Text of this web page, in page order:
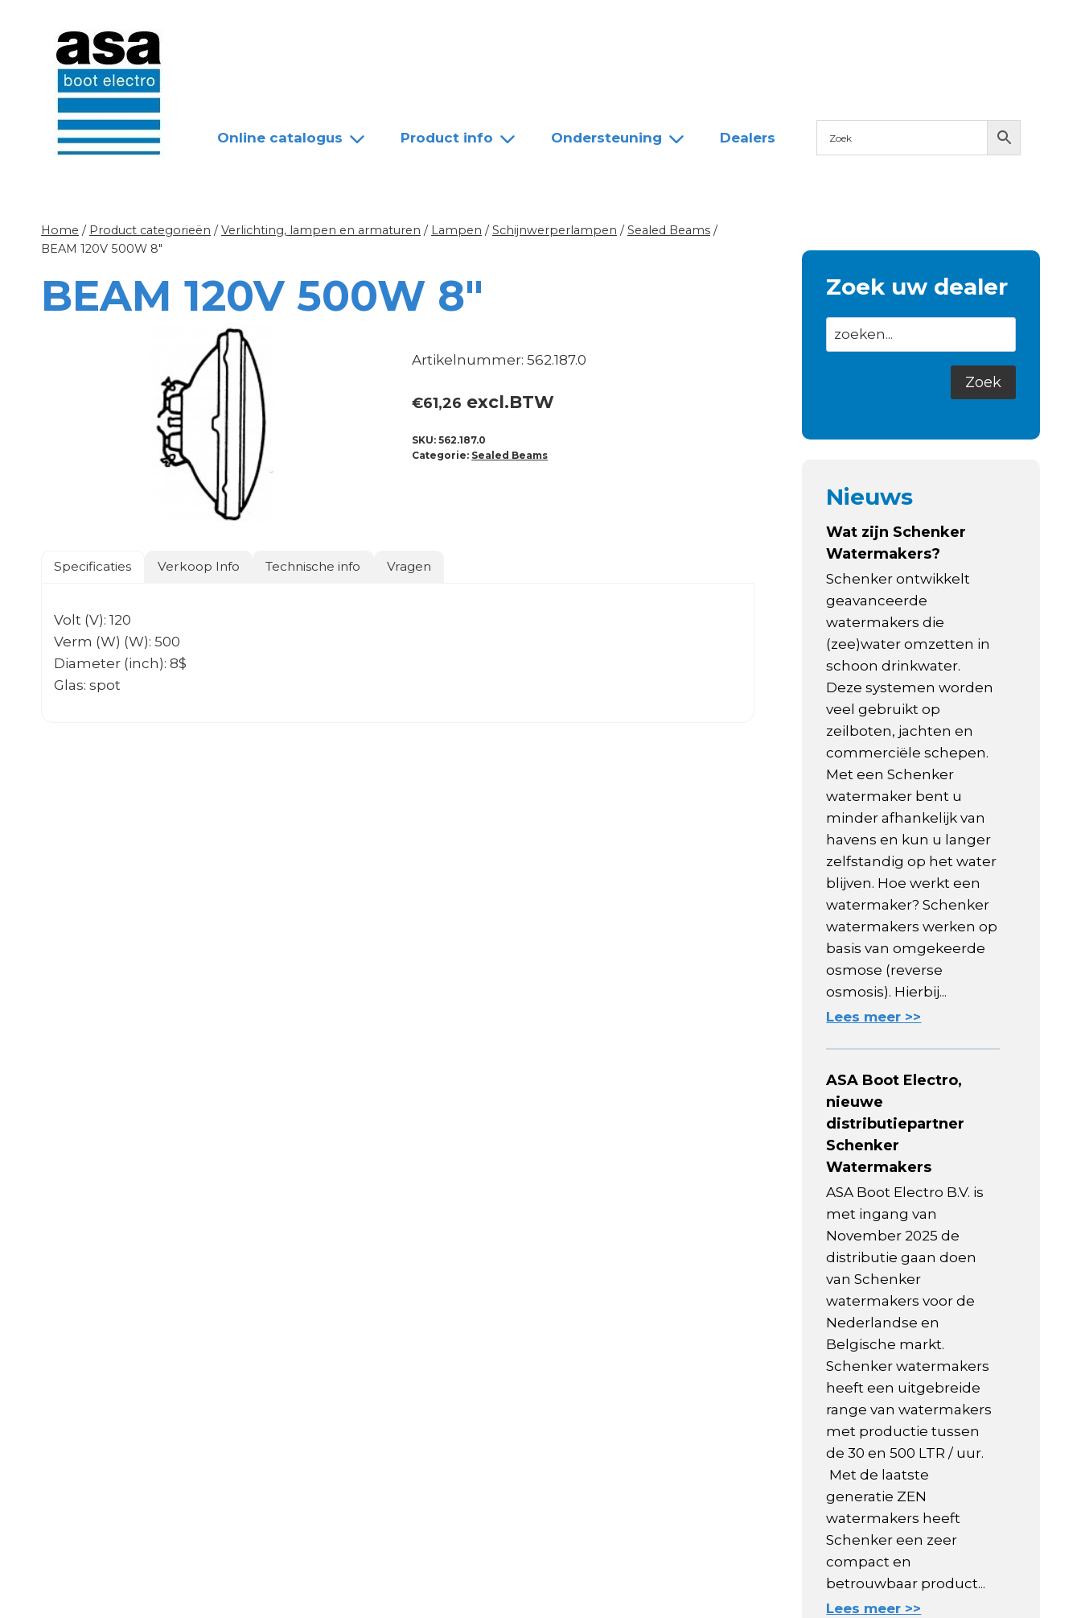
Online catalogus Product info Ondersteuning Dealers
Home / Product categorieën / Verlichting, lampen en armaturen / Lampen / Schijnwerperlampen / Sealed Beams /
BEAM 120V 500W 8″
BEAM 120V 500W 8″
Artikelnummer: 562.187.0
€61,26 excl.BTW
SKU:562.187.0
Categorie: Sealed Beams
Specificaties Verkoop Info Technische info Vragen
Volt (V): 120
Verm (W) (W): 500
Diameter (inch): 8$
Glas: spot
Zoek uw dealer
Nieuws
Wat zijn Schenker
Watermakers?
Schenker ontwikkelt
geavanceerde
watermakers die
(zee)water omzetten in
schoon drinkwater.
Deze systemen worden
veel gebruikt op
zeilboten, jachten en
commerciële schepen.
Met een Schenker
watermaker bent u
minder afhankelijk van
havens en kun u langer
zelfstandig op het water
blijven. Hoe werkt een
watermaker? Schenker
watermakers werken op
basis van omgekeerde
osmose (reverse
osmosis). Hierbij...
Lees meer >>
ASA Boot Electro,
nieuwe
distributiepartner
Schenker
Watermakers
ASA Boot Electro B.V. is
met ingang van
November 2025 de
distributie gaan doen
van Schenker
watermakers voor de
Nederlandse en
Belgische markt.
Schenker watermakers
heeft een uitgebreide
range van watermakers
met productie tussen
de 30 en 500 LTR / uur.
Met de laatste
generatie ZEN
watermakers heeft
Schenker een zeer
compact en
betrouwbaar product...
Lees meer >>